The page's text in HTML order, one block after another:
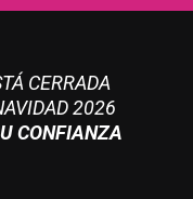
CERRADA
2026
CONFIANZA